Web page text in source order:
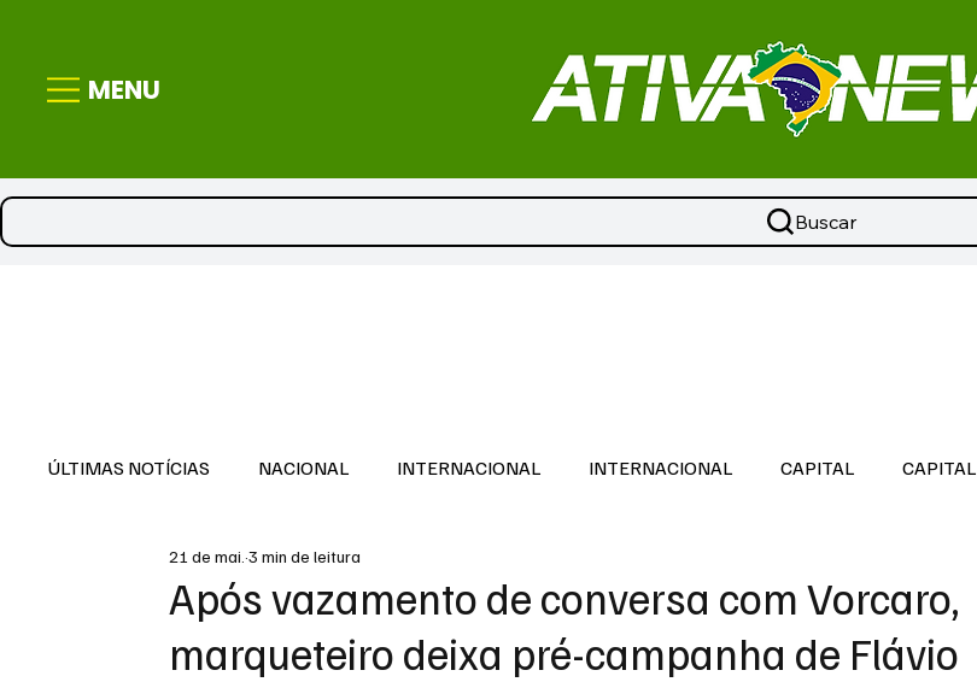
MENU
Buscar
ÚLTIMAS NOTÍCIAS NACIONAL INTERNACIONAL INTERNACIONAL CAPITAL CAPITAL
DESTAQUE
Após vazamento de conversa com Vorcaro,
marqueteiro deixa pré-campanha de Flávio
21 de mai.3 min de leitura